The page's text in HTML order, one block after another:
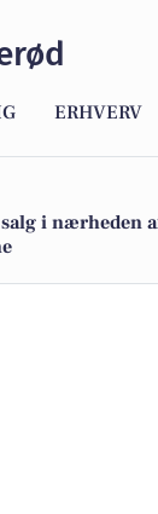
ERHVERV
i nærheden